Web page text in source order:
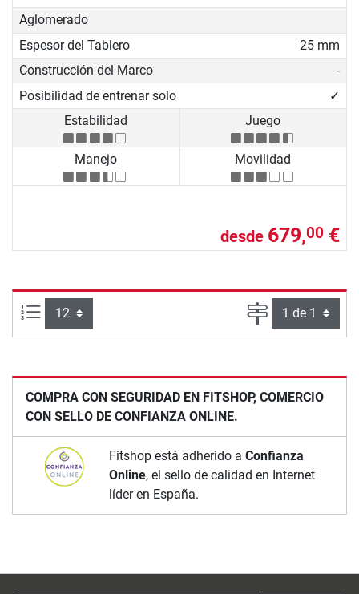
Aglomerado
Espesor del Tablero
25 mm
Construcción del Marco
-
Posibilidad de entrenar solo
✓
Estabilidad
Juego
Manejo Movilidad
desde 679,00 €
Artículos por página: Página
COMPRA CON SEGURIDAD EN FITSHOP, COMERCIO
CON SELLO DE CONFIANZA ONLINE.
Fitshop está adherido a Confianza
Online, el sello de calidad en Internet
líder en España.